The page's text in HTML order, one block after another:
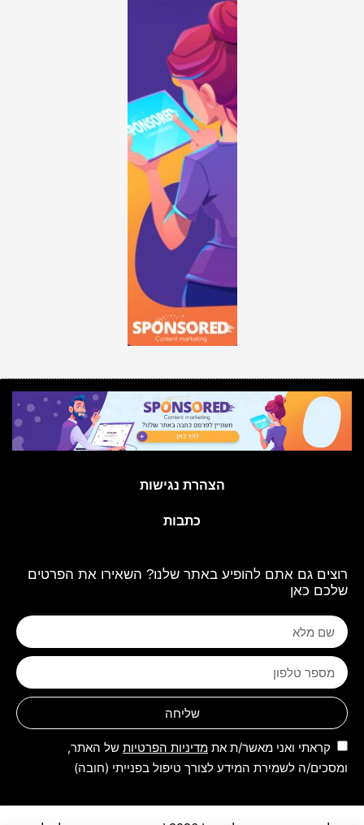
הצהרת נגישות
כתבות
רוצים גם אתם להופיע באתר שלנו? השאירו את הפרטים
שלכם כאן
שליחה
קראתי ואני מאשר/ת את מדיניות הפרטיות של האתר,
ומסכים/ה לשמירת המידע לצורך טיפול בפנייתי (חובה)